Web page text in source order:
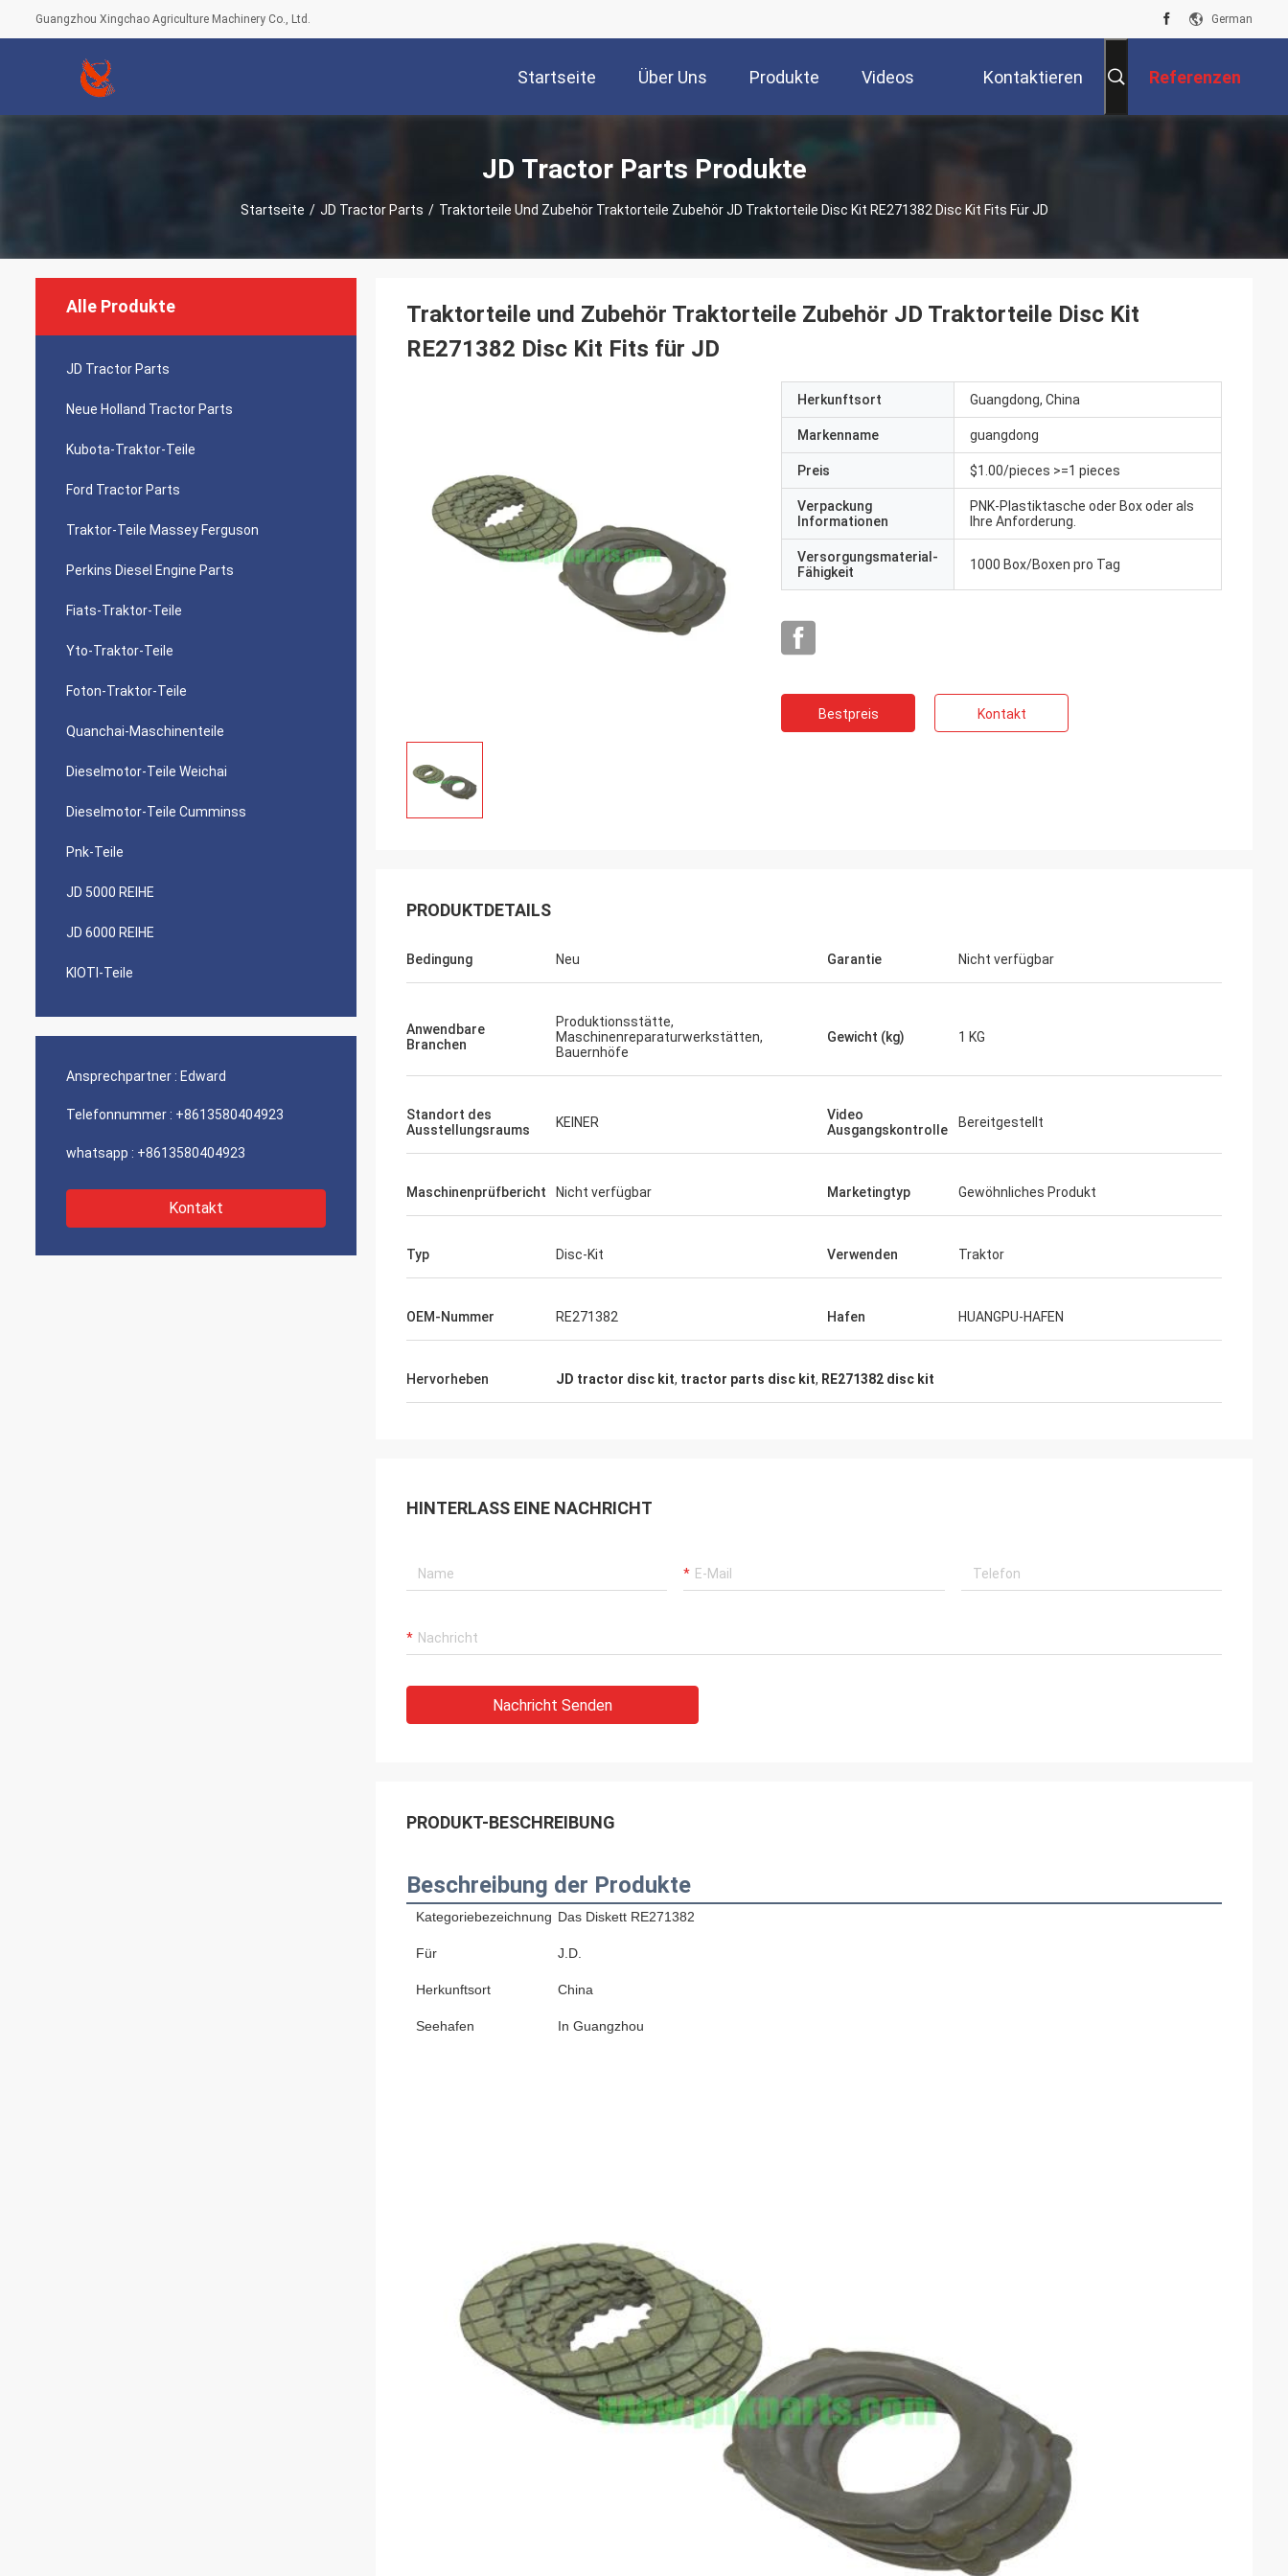
Guangzhou Xingchao Agriculture Machinery Co., Ltd. German
Startseite Über Uns Produkte Videos Kontaktieren Referenzen
JD Tractor Parts Produkte
Startseite / JD Tractor Parts / Traktorteile Und Zubehör Traktorteile Zubehör JD Traktorteile Disc Kit RE271382 Disc Kit Fits Für JD
Alle Produkte
JD Tractor Parts
Neue Holland Tractor Parts
Kubota-Traktor-Teile
Ford Tractor Parts
Traktor-Teile Massey Ferguson
Perkins Diesel Engine Parts
Fiats-Traktor-Teile
Yto-Traktor-Teile
Foton-Traktor-Teile
Quanchai-Maschinenteile
Dieselmotor-Teile Weichai
Dieselmotor-Teile Cumminss
Pnk-Teile
JD 5000 REIHE
JD 6000 REIHE
KIOTI-Teile
Ansprechpartner : Edward
Telefonnummer : +8613580404923
whatsapp : +8613580404923
Kontakt
Traktorteile und Zubehör Traktorteile Zubehör JD Traktorteile Disc Kit
RE271382 Disc Kit Fits für JD
Herkunftsort Guangdong, China
Markenname guangdong
Preis $1.00/pieces >=1 pieces
Verpackung
Informationen
PNK-Plastiktasche oder Box oder als
Ihre Anforderung.
Versorgungsmaterial-
Fähigkeit
1000 Box/Boxen pro Tag
Bestpreis Kontakt
PRODUKTDETAILS
Bedingung Neu Garantie Nicht verfügbar
Anwendbare
Branchen
Produktionsstätte,
Maschinenreparaturwerkstätten,
Bauernhöfe
Gewicht (kg) 1 KG
Standort des
Ausstellungsraums
KEINER
Video
Ausgangskontrolle
Bereitgestellt
Maschinenprüfbericht Nicht verfügbar Marketingtyp Gewöhnliches Produkt
Typ Disc-Kit Verwenden Traktor
OEM-Nummer RE271382 Hafen HUANGPU-HAFEN
Hervorheben JD tractor disc kit, tractor parts disc kit, RE271382 disc kit
HINTERLASS EINE NACHRICHT
Nachricht Senden
PRODUKT-BESCHREIBUNG
Beschreibung der Produkte
Kategoriebezeichnung Das Diskett RE271382
Für J.D.
Herkunftsort China
Seehafen In Guangzhou